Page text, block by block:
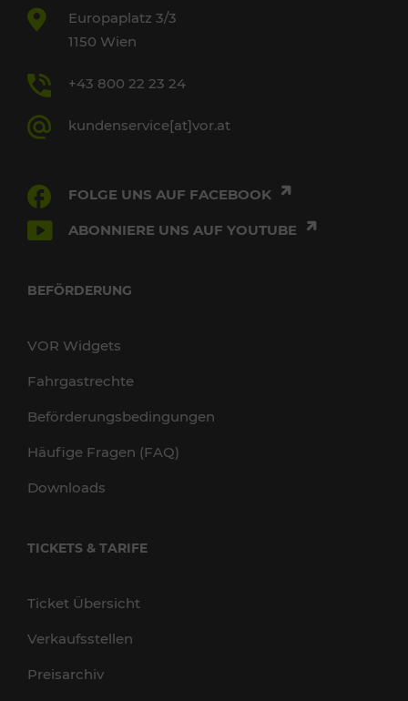
Europaplatz 3/3
1150 Wien
+43 800 22 23 24
kundenservice[at]vor.at
FOLGE UNS AUF FACEBOOK
ABONNIERE UNS AUF YOUTUBE
BEFÖRDERUNG
VOR Widgets
Fahrgastrechte
Beförderungsbedingungen
Häufige Fragen (FAQ)
Downloads
TICKETS & TARIFE
Ticket Übersicht
Verkaufsstellen
Preisarchiv